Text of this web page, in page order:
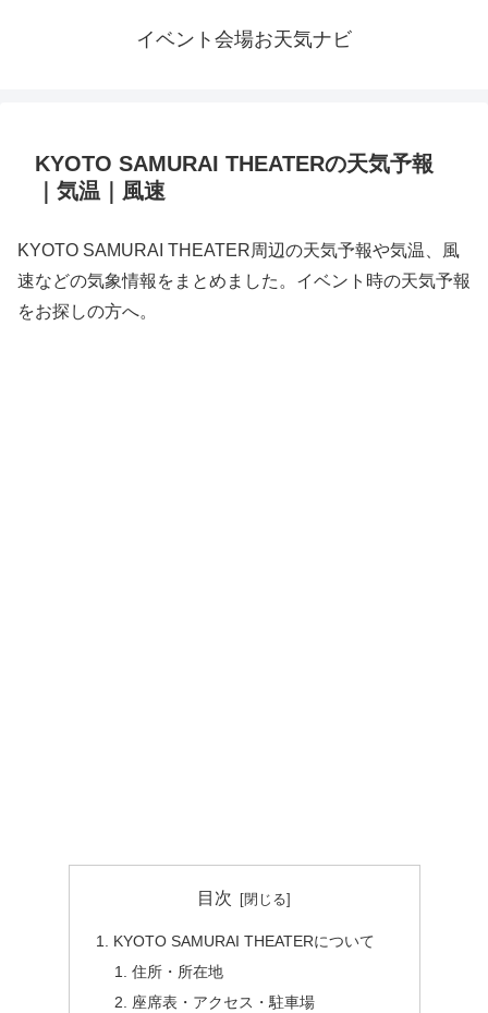
イベント会場お天気ナビ
KYOTO SAMURAI THEATERの天気予報
｜気温｜風速
KYOTO SAMURAI THEATER周辺の天気予報や気温、風
速などの気象情報をまとめました。イベント時の天気予報
をお探しの方へ。
目次
KYOTO SAMURAI THEATERについて
住所・所在地
座席表・アクセス・駐車場